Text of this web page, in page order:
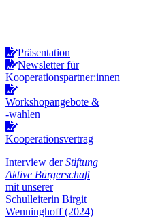
Präsentation
Newsletter für
Kooperationspartner:innen
Workshopangebote &
-wahlen
Kooperationsvertrag
Interview derStiftung
Aktive Bürgerschaft
mit unserer
Schulleiterin Birgit
Wenninghoff (2024)